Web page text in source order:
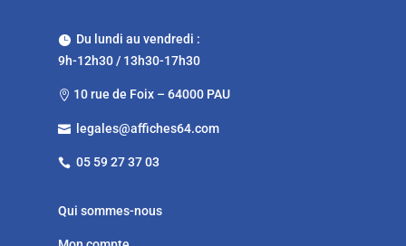
Du lundi au vendredi :
9h-12h30 / 13h30-17h30
 10 rue de Foix – 64000 PAU
 legales@affiches64.com
 05 59 27 37 03
Qui sommes-nous